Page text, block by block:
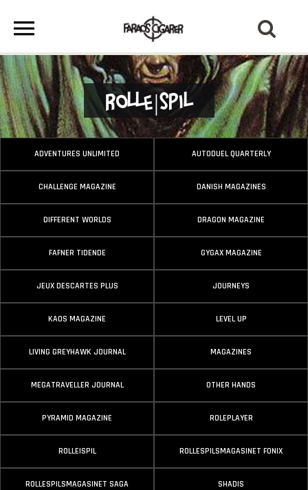
Rolle|Spil
ADVENTURES UNLIMITED AUTODUEL QUARTERLY
CHALLENGE MAGAZINE DANISH MAGAZINES
DIFFERENT WORLDS DRAGON MAGAZINE
FAFNER TIDENDE GYGAX MAGAZINE
JEUX DESCARTES PLUS JOURNEYS
KAOS MAGAZINE LEVEL UP
LIVING GREYHAWK JOURNAL MAGAZINES
MEGATRAVELLER JOURNAL OTHER HANDS
PYRAMID MAGAZINE ROLEPLAYER
ROLLE|SPIL ROLLESPILSMAGASINET FONIX
ROLLESPILSMAGASINET SAGA SHADIS